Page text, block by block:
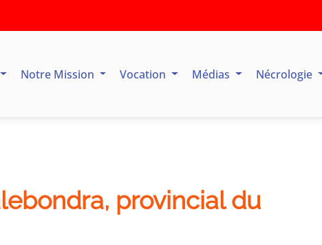
Notre Mission Vocation Médias Nécrologie
provincial du